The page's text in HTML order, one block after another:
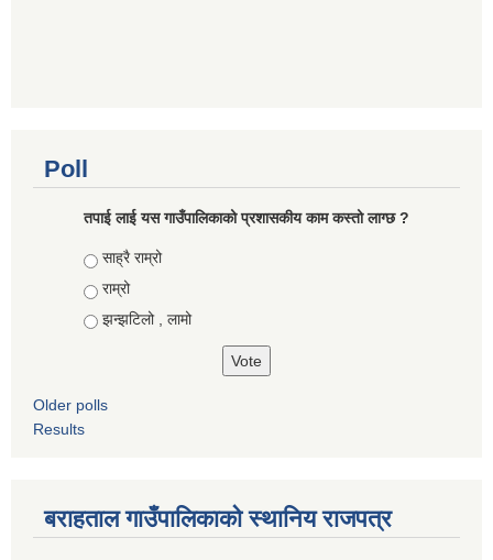
Poll
तपाई लाई यस गाउँपालिकाको प्रशासकीय काम कस्तो लाग्छ ?
Choices
साह्रै राम्रो
राम्रो
झन्झटिलो , लामो
Older polls
Results
बराहताल गाउँपालिकाको स्थानिय राजपत्र